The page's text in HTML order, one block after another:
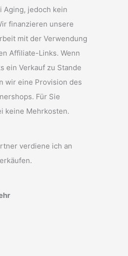
Aging, jedoch kein
finanzieren unsere
mit der Verwendung
Affiliate-Links. Wenn
ein Verkauf zu Stande
wir eine Provision des
Für Sie
keine Mehrkosten.
verdiene ich an